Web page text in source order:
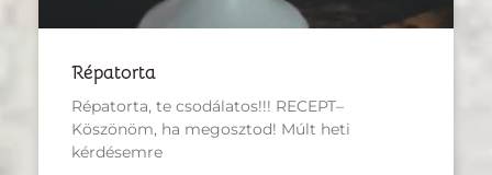
Répatorta
Répatorta, te csodálatos!!! RECEPT–
Köszönöm, ha megosztod! Múlt heti
kérdésemre